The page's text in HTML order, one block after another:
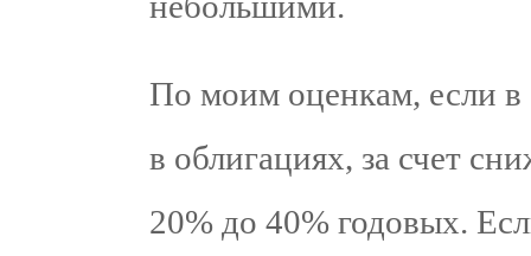
По моим оценкам, если в
в облигациях, за счет
20% до 40% годовых.